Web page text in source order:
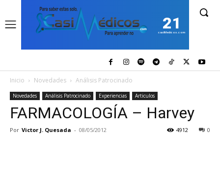
21
casiMedicos.com
Inicio Novedades Análisis Patrocinado
Novedades Análisis Patrocinado Experiencias Articulos
FARMACOLOGÍA – Harvey
Por Victor J. Quesada - 08/05/2012 0
4912